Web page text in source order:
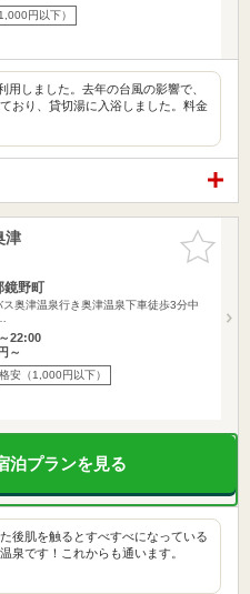
円以下）
用しました。去年の台風の影響で、
おり、貸切湯に入浴しました。料金
お気に入
りに追加
津
鏡野町
奥津温泉行き奥津温泉下車徒歩3分中
22:00
～
格安（1,000円以下）
泊プランを見る
後肌を触るとすべすべになっている
泉です！これからも通います。